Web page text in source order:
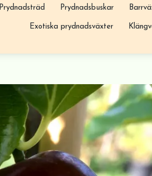
Prydnadsträd Prydnadsbuskar
Exotiska prydnadsväxter